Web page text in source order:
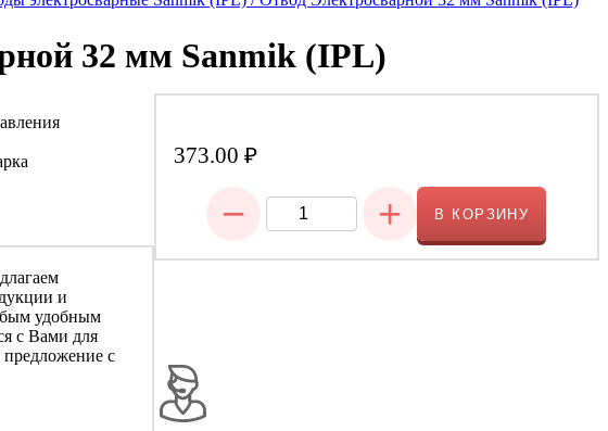
32 мм Sanmik (IPL)
и
удобным
с Вами для
предложение с
373.00 ₽
− + В КОРЗИНУ